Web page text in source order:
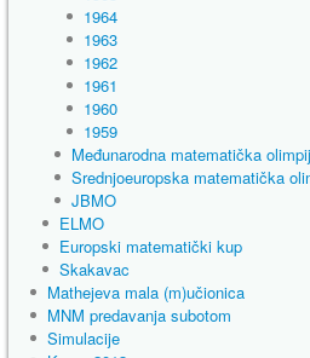
1964
1963
1962
1961
1960
1959
Međunarodna matematička
Srednjoeuropska matematička
JBMO
ELMO
Europski matematički kup
Skakavac
Mathejeva mala (m)učionica
MNM predavanja subotom
Simulacije